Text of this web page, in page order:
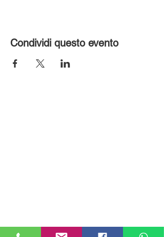
Condividi questo evento